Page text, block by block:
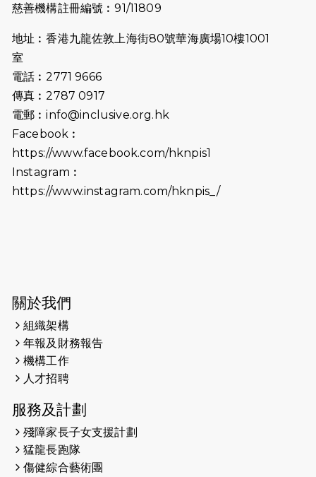
慈善機構註冊編號︰91/11809
地址︰香港九龍佐敦上海街80號華海廣場10樓1001
室
電話︰2771 9666
傳真︰2787 0917
電郵︰info@inclusive.org.hk
Facebook︰
https://www.facebook.com/hknpis1
Instagram︰
https://www.instagram.com/hknpis_/
關於我們
組織架構
年報及財務報告
機構工作
人才招聘
服務及計劃
殘障家長子女支援計劃
猛龍長跑隊
傷健綜合藝術團